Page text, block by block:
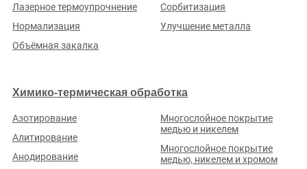
Лазерное термоупрочнение
Нормализация
Объёмная закалка
Сорбитизация
Улучшение металла
Химико-термическая обработка
Азотирование
Алитирование
Анодирование
Многослойное покрытие
медью и никелем
Многослойное покрытие
медью, никелем и хромом